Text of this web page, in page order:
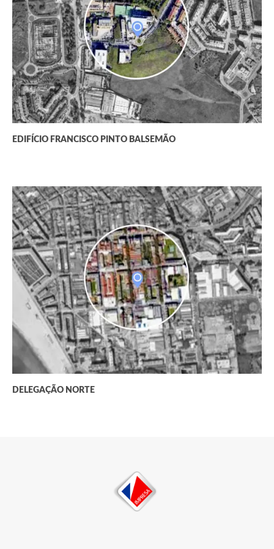
EDIFÍCIO FRANCISCO PINTO BALSEMÃO
DELEGAÇÃO NORTE